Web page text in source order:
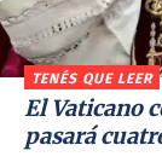
TENÉS QUE LEER
El Vaticano
pasará